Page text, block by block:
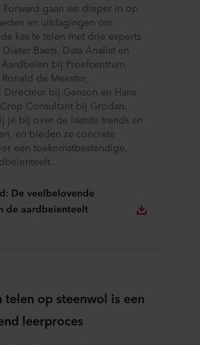
Forward gaan we dieper in op
en uitdagingen om
kas te telen met drie experts
Baets, Data Analist en
bij Proefcentrum
de Meester,
bij Genson en Hans
Consultant bij Grodan.
je bij over de laatste trends en
en bieden ze concrete
een toekomstbestendige,
De veelbelovende
de aardbeienteelt
op steenwol is een
leerproces